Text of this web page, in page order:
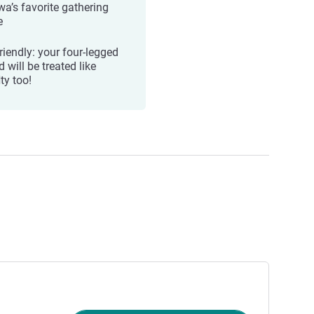
favorite gathering
your four-legged
will be treated like
too!